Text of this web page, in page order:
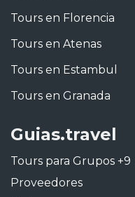
Tours en Florencia
Tours en Atenas
Tours en Estambul
Tours en Granada
Guias.travel
Tours para Grupos +9
Proveedores